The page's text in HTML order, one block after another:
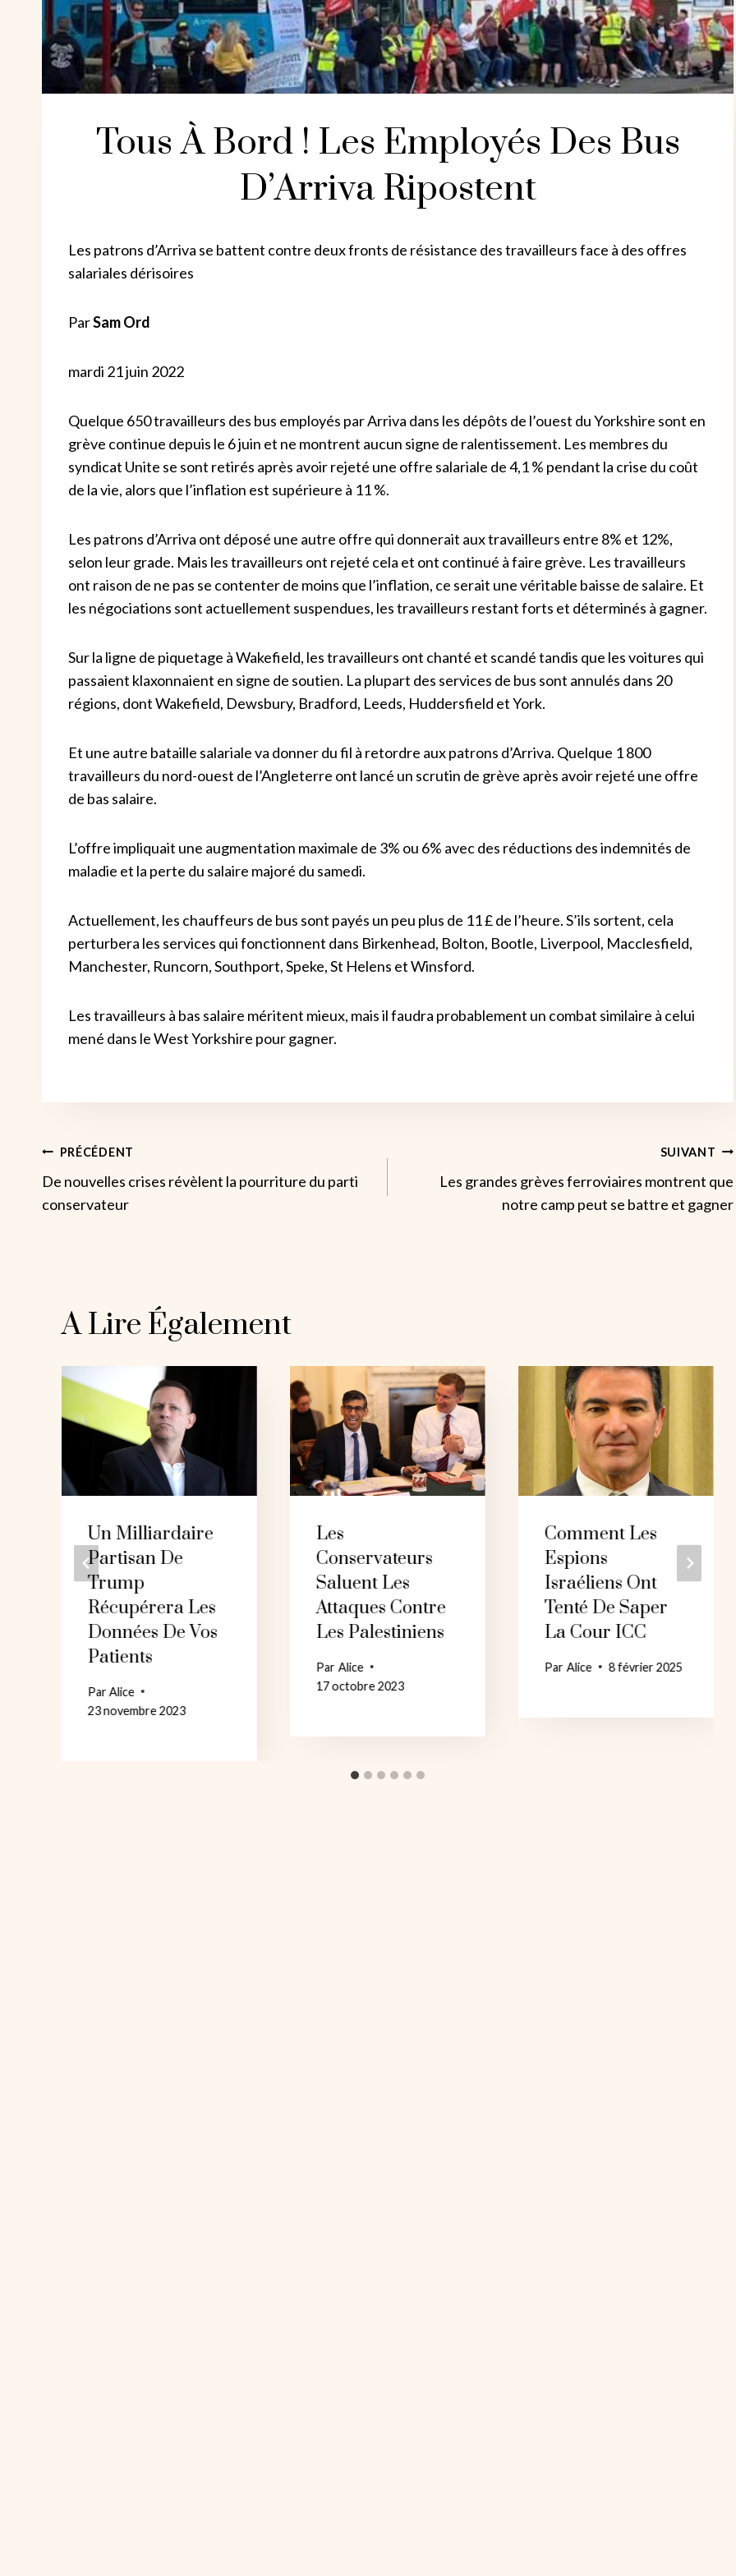
Tous À Bord ! Les Employés Des Bus
D’Arriva Ripostent
Les patrons d’Arriva se battent contre deux fronts de résistance des travailleurs face à des offres
salariales dérisoires
ParSam Ord
mardi 21 juin 2022
Quelque 650 travailleurs des bus employés par Arriva dans les dépôts de l’ouest du Yorkshire sont en
grève continue depuis le 6 juin et ne montrent aucun signe de ralentissement. Les membres du
syndicat Unite se sont retirés après avoir rejeté une offre salariale de 4,1 % pendant la crise du coût
de la vie, alors que l’inflation est supérieure à 11 %.
Les patrons d’Arriva ont déposé une autre offre qui donnerait aux travailleurs entre 8% et 12%,
selon leur grade. Mais les travailleurs ont rejeté cela et ont continué à faire grève. Les travailleurs
ont raison de ne pas se contenter de moins que l’inflation, ce serait une véritable baisse de salaire. Et
les négociations sont actuellement suspendues, les travailleurs restant forts et déterminés à gagner.
Sur la ligne de piquetage à Wakefield, les travailleurs ont chanté et scandé tandis que les voitures qui
passaient klaxonnaient en signe de soutien. La plupart des services de bus sont annulés dans 20
régions, dont Wakefield, Dewsbury, Bradford, Leeds, Huddersfield et York.
Et une autre bataille salariale va donner du fil à retordre aux patrons d’Arriva. Quelque 1 800
travailleurs du nord-ouest de l’Angleterre ont lancé un scrutin de grève après avoir rejeté une offre
de bas salaire.
L’offre impliquait une augmentation maximale de 3% ou 6% avec des réductions des indemnités de
maladie et la perte du salaire majoré du samedi.
Actuellement, les chauffeurs de bus sont payés un peu plus de 11 £ de l’heure. S’ils sortent, cela
perturbera les services qui fonctionnent dans Birkenhead, Bolton, Bootle, Liverpool, Macclesfield,
Manchester, Runcorn, Southport, Speke, St Helens et Winsford.
Les travailleurs à bas salaire méritent mieux, mais il faudra probablement un combat similaire à celui
mené dans le West Yorkshire pour gagner.
Navigation
De
PRÉCÉDENT
De nouvelles crises révèlent la pourriture du parti
conservateur
SUIVANT
Les grandes grèves ferroviaires montrent que
notre camp peut se battre et gagner
A Lire Également
Un Milliardaire
Partisan De
Trump
Récupérera Les
Données De Vos
Patients
ParAlice
23 novembre 2023
Les
Conservateurs
Saluent Les
Attaques Contre
Les Palestiniens
ParAlice
17 octobre 2023
Comment Les
Espions
Israéliens Ont
Tenté De Saper
La Cour ICC
ParAlice 8 février 2025